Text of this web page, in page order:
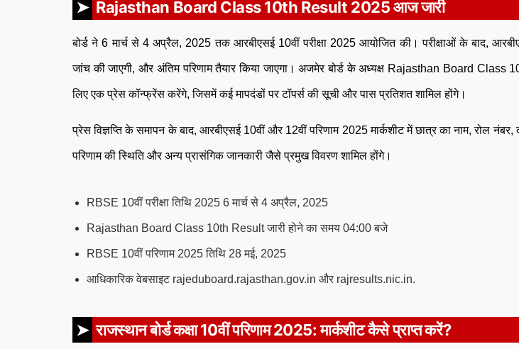
Rajasthan Board Class 10th Result 2025 आज जारी
बोर्ड ने 6 मार्च से 4 अप्रैल, 2025 तक आरबीएसई 10वीं परीक्षा 2025 आयोजित की। परीक्षाओं के बाद,
जांच की जाएगी, और अंतिम परिणाम तैयार किया जाएगा। अजमेर बोर्ड के अध्यक्ष Rajasthan Board
लिए एक प्रेस कॉन्फ्रेंस करेंगे, जिसमें कई मापदंडों पर टॉपर्स की सूची और पास प्रतिशत शामिल होंगे।
प्रेस विज्ञप्ति के समापन के बाद, आरबीएसई 10वीं और 12वीं परिणाम 2025 मार्कशीट में छात्र का नाम, रोल
परिणाम की स्थिति और अन्य प्रासंगिक जानकारी जैसे प्रमुख विवरण शामिल होंगे।
RBSE 10वीं परीक्षा तिथि 2025 6 मार्च से 4 अप्रैल, 2025
Rajasthan Board Class 10th Result जारी होने का समय 04:00 बजे
RBSE 10वीं परिणाम 2025 तिथि 28 मई, 2025
आधिकारिक वेबसाइट rajeduboard.rajasthan.gov.in और rajresults.nic.in.
राजस्थान बोर्ड कक्षा 10वीं परिणाम 2025: मार्कशीट कैसे प्राप्त करें?